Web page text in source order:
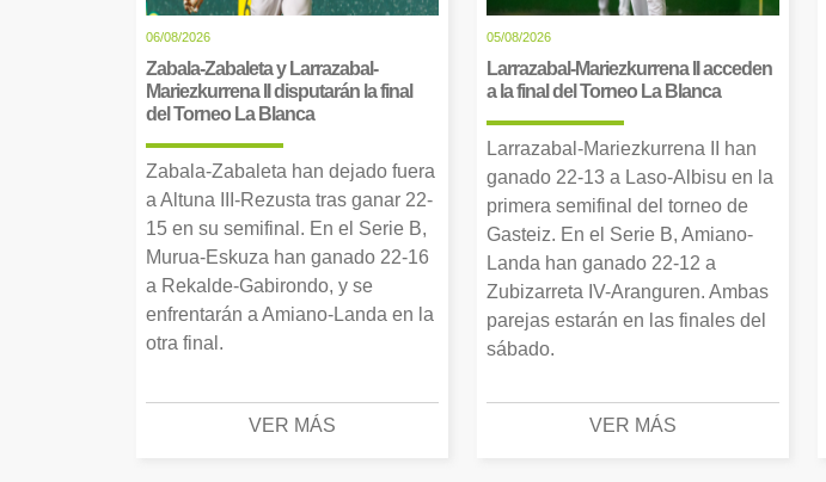
06/08/2026
Zabala-Zabaleta y Larrazabal-
Mariezkurrena II disputarán la final
del Torneo La Blanca
Zabala-Zabaleta han dejado fuera
a Altuna III-Rezusta tras ganar 22-
15 en su semifinal. En el Serie B,
Murua-Eskuza han ganado 22-16
a Rekalde-Gabirondo, y se
enfrentarán a Amiano-Landa en la
otra final.
VER MÁS
05/08/2026
Larrazabal-Mariezkurrena II acceden
a la final del Torneo La Blanca
Larrazabal-Mariezkurrena II han
ganado 22-13 a Laso-Albisu en la
primera semifinal del torneo de
Gasteiz. En el Serie B, Amiano-
Landa han ganado 22-12 a
Zubizarreta IV-Aranguren. Ambas
parejas estarán en las finales del
sábado.
VER MÁS